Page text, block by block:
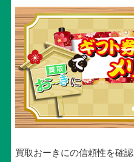
買取おーきにの信頼性を確